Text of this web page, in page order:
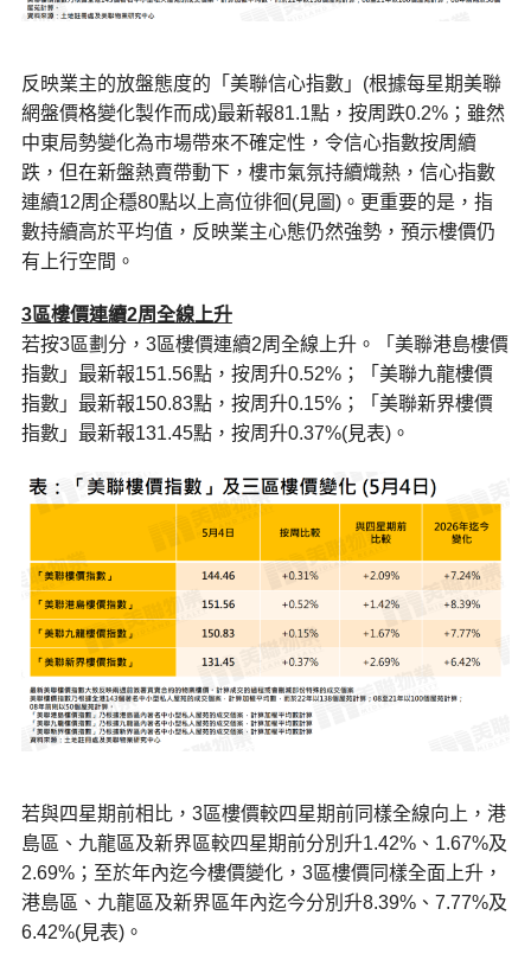
反映業主的放盤態度的「美聯信心指數」(根據每星期美聯
網盤價格變化製作而成)最新報81.1點，按周跌0.2%；雖然
中東局勢變化為市場帶來不確定性，令信心指數按周續
跌，但在新盤熱賣帶動下，樓市氣氛持續熾熱，信心指數
連續12周企穩80點以上高位徘徊(見圖)。更重要的是，指
數持續高於平均值，反映業主心態仍然強勢，預示樓價仍
有上行空間。
3區樓價連續2周全線上升
若按3區劃分，3區樓價連續2周全線上升。「美聯港島樓價
指數」最新報151.56點，按周升0.52%；「美聯九龍樓價
指數」最新報150.83點，按周升0.15%；「美聯新界樓價
指數」最新報131.45點，按周升0.37%(見表)。
若與四星期前相比，3區樓價較四星期前同樣全線向上，港
島區、九龍區及新界區較四星期前分別升1.42%、1.67%及
2.69%；至於年內迄今樓價變化，3區樓價同樣全面上升，
港島區、九龍區及新界區年內迄今分別升8.39%、7.77%及
6.42%(見表)。